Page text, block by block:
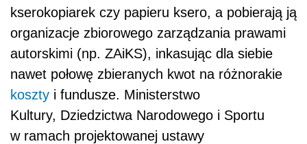
reprograficzną. Projekt zakłada, że obejmie
ona wszystkie sprzęty, które mają wejście
USB, czyli m.in. odtwarzacze audio i wideo,
telewizory, dekodery, laptopy i tablety, czytniki
e-booków i nośniki pamięci, np. pendrive'y
i karty SD. Dodatkowo zgodnie z ustawą
katalog ten będzie można rozszerzyć na